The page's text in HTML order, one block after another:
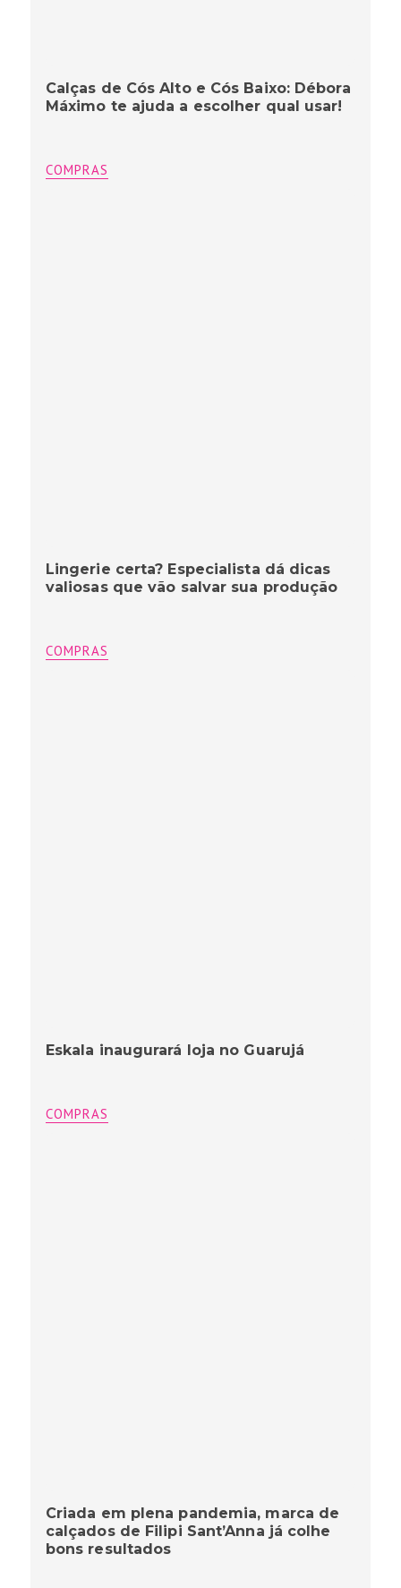
Calças de Cós Alto e Cós Baixo: Débora
Máximo te ajuda a escolher qual usar!
COMPRAS
Lingerie certa? Especialista dá dicas
valiosas que vão salvar sua produção
COMPRAS
Eskala inaugurará loja no Guarujá
COMPRAS
Criada em plena pandemia, marca de
calçados de Filipi Sant’Anna já colhe
bons resultados